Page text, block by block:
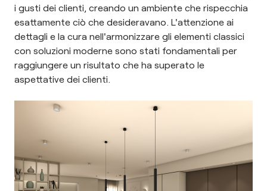
i gusti dei clienti, creando un ambiente che rispecchia
esattamente ciò che desideravano. L'attenzione ai
dettagli e la cura nell'armonizzare gli elementi classici
con soluzioni moderne sono stati fondamentali per
raggiungere un risultato che ha superato le
aspettative dei clienti.